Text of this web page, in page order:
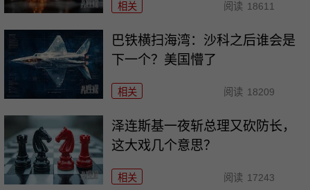
相关 阅读 18611
巴铁横扫海湾：沙科之后谁会是
下一个？美国懵了
相关 阅读 18209
泽连斯基一夜斩总理又砍防长，
这大戏几个意思？
相关 阅读 17243